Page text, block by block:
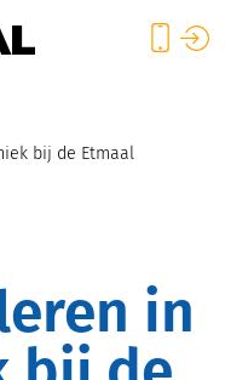
bij de Etmaal